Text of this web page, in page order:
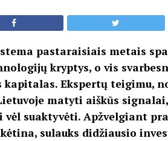
pastaraisiais metais
kryptys, o vis
Ekspertų teigimu,
matyti aiškūs
suaktyvėti. Apžvelgiant
sulauks didžiausio